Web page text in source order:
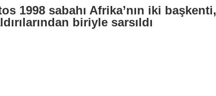
1998 sabahı Afrika’nın iki başkenti,
biriyle sarsıldı